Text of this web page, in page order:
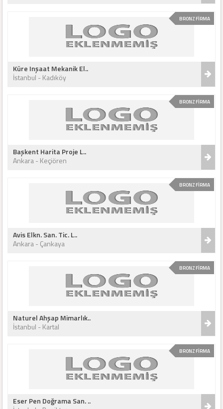
BRONZ FİRMA
Küre Inşaat Mekanik El..
İstanbul - Kadıköy
BRONZ FİRMA
Başkent Harita Proje L..
Ankara - Keçiören
BRONZ FİRMA
Avis Elkn. San. Tic. L..
Ankara - Çankaya
BRONZ FİRMA
Naturel Ahşap Mimarlık..
İstanbul - Kartal
BRONZ FİRMA
Eser Pen Doğrama San. ..